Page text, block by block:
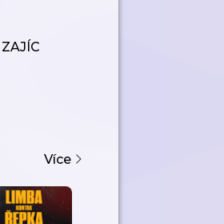
Více